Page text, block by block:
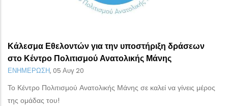
Κάλεσμα Εθελοντών για την υποστήριξη δράσεων
στο Κέντρο Πολιτισμού Ανατολικής Μάνης
ΕΝΗΜΕΡΩΣΗ, 05 Αυγ 20
Το Κέντρο Πολιτισμού Ανατολικής Μάνης σε καλεί να γίνεις μέρος
της ομάδας του!